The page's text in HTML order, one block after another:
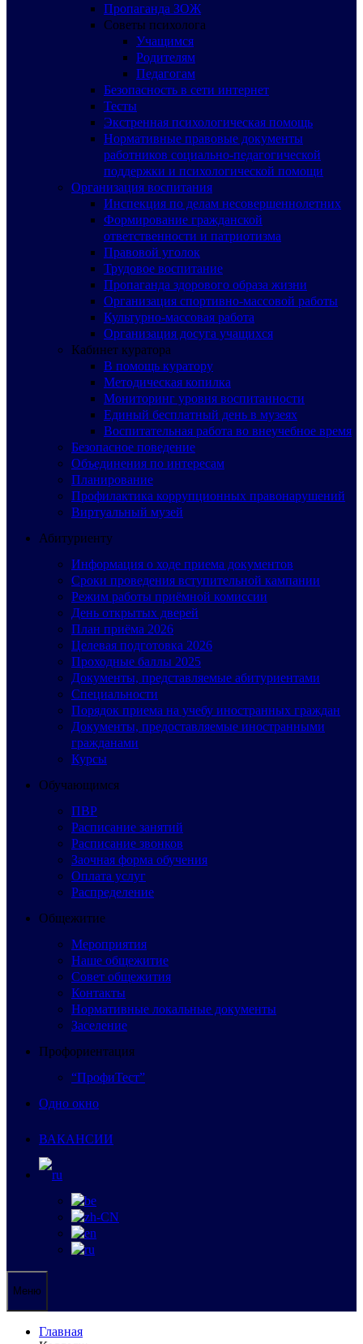
Пропаганда ЗОЖ
Советы психолога
Учащимся
Родителям
Педагогам
Безопасность в сети интернет
Тесты
Экстренная психологическая помощь
Нормативные правовые документы
работников социально-педагогической
поддержки и психологической помощи
Организация воспитания
Инспекция по делам несовершеннолетних
Формирование гражданской
ответственности и патриотизма
Правовой уголок
Трудовое воспитание
Пропаганда здорового образа жизни
Организация спортивно-массовой работы
Культурно-массовая работа
Организация досуга учащихся
Кабинет куратора
В помощь куратору
Методическая копилка
Мониторинг уровня воспитанности
Единый бесплатный день в музеях
Воспитательная работа во внеучебное время
Безопасное поведение
Объединения по интересам
Планирование
Профилактика коррупционных правонарушений
Виртуальный музей
Абитуриенту
Информация о ходе приема документов
Сроки проведения вступительной кампании
Режим работы приёмной комиссии
День открытых дверей
План приёма 2026
Целевая подготовка 2026
Проходные баллы 2025
Документы, представляемые абитуриентами
Специальности
Порядок приема на учебу иностранных граждан
Документы, предоставляемые иностранными
гражданами
Курсы
Обучающимся
ПВР
Расписание занятий
Расписание звонков
Заочная форма обучения
Оплата услуг
Распределение
Общежитие
Мероприятия
Наше общежитие
Совет общежития
Контакты
Нормативные локальные документы
Заселение
Профориентация
“ПрофиТест”
Одно окно
ВАКАНСИИ
Меню
Главная